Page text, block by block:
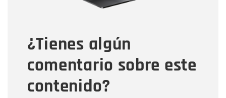
¿Tienes algún
comentario sobre este
contenido?
Tipo de comentario
Mensaje